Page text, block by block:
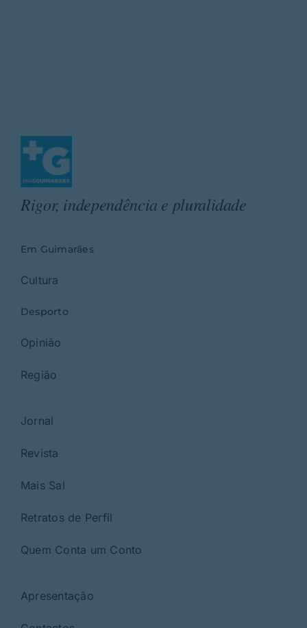
Rigor, independência e pluralidade
Em Guimarães
Cultura
Desporto
Opinião
Região
Jornal
Revista
Mais Sal
Retratos de Perfil
Quem Conta um Conto
Apresentação